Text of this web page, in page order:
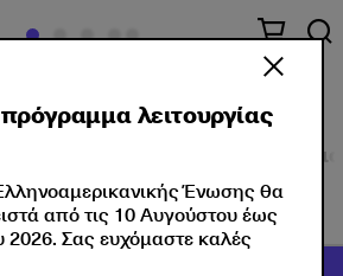
Σεμινάρια
λειτουργίας
Ένωσης θα
από τις 10 Αυγούστου έως
2026. Σας ευχόμαστε καλές